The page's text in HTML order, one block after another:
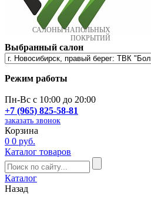
САЛОНЫ НАПОЛЬНЫХ
ПОКРЫТИЙ
Выбранный салон
Режим работы
Пн-Вс с 10:00 до 20:00
+7 (965) 825-58-81
заказать звонок
Корзина
0 0 руб.
Каталог товаров
Каталог
Назад